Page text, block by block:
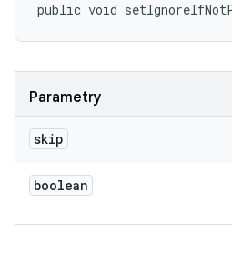
public void
Parametry
skip
boolean